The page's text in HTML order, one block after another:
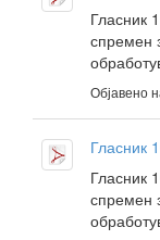
Гласник
спремен
Објавено
Гласник
Гласник
спремен